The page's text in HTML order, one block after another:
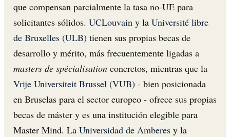
que compensan parcialmente la tasa no-UE para
solicitantes sólidos. UCLouvain y la Université libre
de Bruxelles (ULB) tienen sus propias becas de
desarrollo y mérito, más frecuentemente ligadas a
masters de spécialisation concretos, mientras que la
Vrije Universiteit Brussel (VUB) - bien posicionada
en Bruselas para el sector europeo - ofrece sus propias
becas de máster y es una institución elegible para
Master Mind. La Universidad de Amberes y la